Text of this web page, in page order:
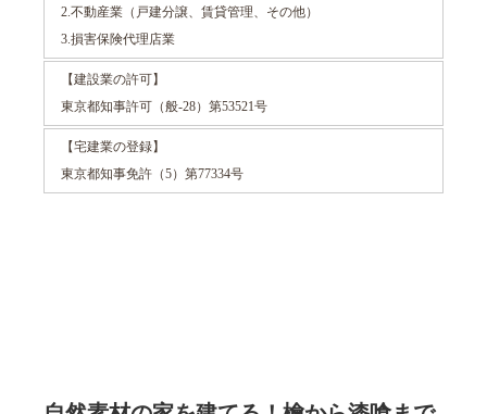
2.不動産業（戸建分譲、賃貸管理、その他）
3.損害保険代理店業
【建設業の許可】
東京都知事許可（般-28）第53521号
【宅建業の登録】
東京都知事免許（5）第77334号